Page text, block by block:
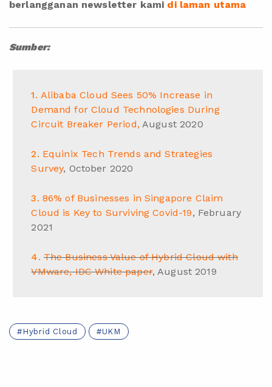
berlangganan newsletter kami di laman utama
Sumber:
Alibaba Cloud Sees 50% Increase in
Demand for Cloud Technologies During
Circuit Breaker Period,August 2020
Equinix Tech Trends and Strategies
Survey, October 2020
86% of Businesses in Singapore Claim
Cloud is Key to Surviving Covid-19, February
2021
The Business Value of Hybrid Cloud with
VMware, IDC White paper, August 2019
Hybrid Cloud UKM